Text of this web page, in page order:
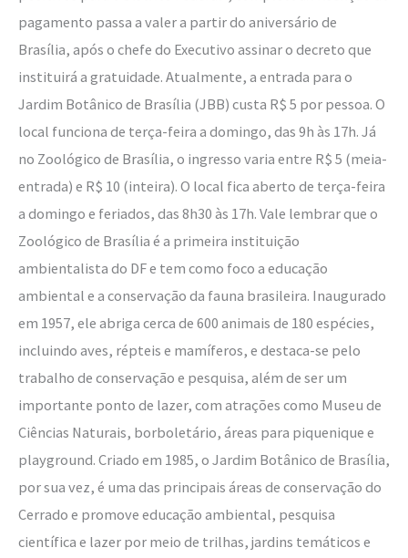
pagamento passa a valer a partir do aniversário de
Brasília, após o chefe do Executivo assinar o decreto que
instituirá a gratuidade. Atualmente, a entrada para o
Jardim Botânico de Brasília (JBB) custa R$ 5 por pessoa. O
local funciona de terça-feira a domingo, das 9h às 17h. Já
no Zoológico de Brasília, o ingresso varia entre R$ 5 (meia-
entrada) e R$ 10 (inteira). O local fica aberto de terça-feira
a domingo e feriados, das 8h30 às 17h. Vale lembrar que o
Zoológico de Brasília é a primeira instituição
ambientalista do DF e tem como foco a educação
ambiental e a conservação da fauna brasileira. Inaugurado
em 1957, ele abriga cerca de 600 animais de 180 espécies,
incluindo aves, répteis e mamíferos, e destaca-se pelo
trabalho de conservação e pesquisa, além de ser um
importante ponto de lazer, com atrações como Museu de
Ciências Naturais, borboletário, áreas para piquenique e
playground. Criado em 1985, o Jardim Botânico de Brasília,
por sua vez, é uma das principais áreas de conservação do
Cerrado e promove educação ambiental, pesquisa
científica e lazer por meio de trilhas, jardins temáticos e